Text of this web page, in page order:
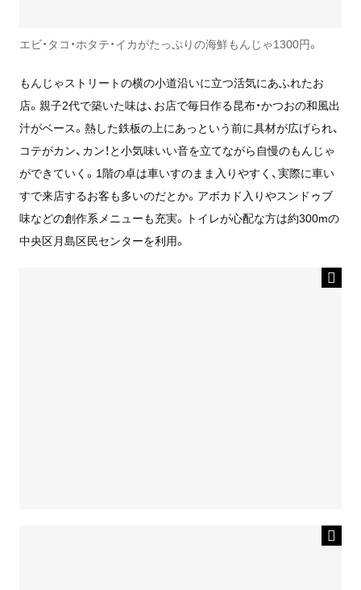
エビ・タコ・ホタテ・イカがたっぷりの海鮮もんじゃ1300円。
もんじゃストリートの横の小道沿いに立つ活気にあふれたお
店。親子2代で築いた味は、お店で毎日作る昆布・かつおの和風出
汁がベース。熱した鉄板の上にあっという前に具材が広げられ、
コテがカン、カン！と小気味いい音を立てながら自慢のもんじゃ
ができていく。1階の卓は車いすのまま入りやすく、実際に車い
すで来店するお客も多いのだとか。アボカド入りやスンドゥブ
味などの創作系メニューも充実。トイレが心配な方は約300mの
中央区月島区民センターを利用。